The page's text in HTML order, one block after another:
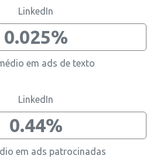
LinkedIn
0.025%
em ads de texto
LinkedIn
0.44%
em ads patrocinadas